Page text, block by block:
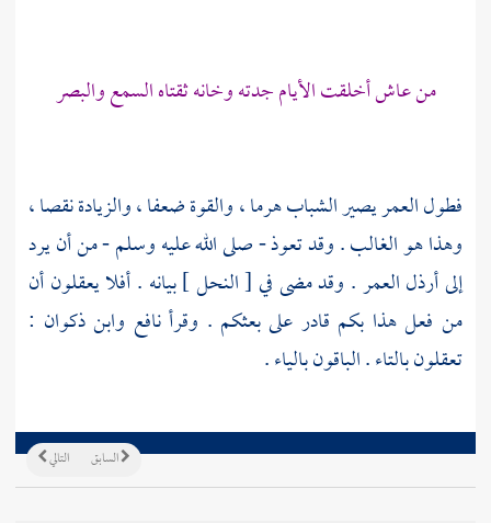
من عاش أخلقت الأيام جدته وخانه ثقتاه السمع والبصر
فطول العمر يصير الشباب هرما ، والقوة ضعفا ، والزيادة نقصا ،
وهذا هو الغالب . وقد تعوذ - صلى الله عليه وسلم - من أن يرد
إلى أرذل العمر . وقد مضى في [ النحل ] بيانه . أفلا يعقلون أن
من فعل هذا بكم قادر على بعثكم . وقرأنافع وابن ذكوان :
تعقلون بالتاء . الباقون بالياء .
التالي السابق